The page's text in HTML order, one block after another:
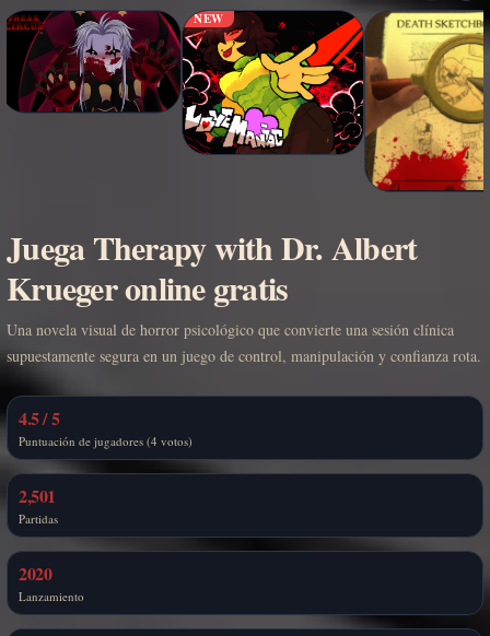
NEW
Juega Therapy with Dr. Albert
Krueger online gratis
Una novela visual de horror psicológico que convierte una sesión clínica
supuestamente segura en un juego de control, manipulación y confianza rota.
4.5 / 5
Puntuación de jugadores (4 votos)
2,501
Partidas
2020
Lanzamiento